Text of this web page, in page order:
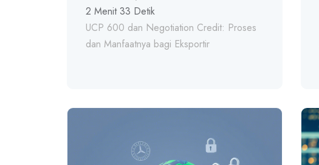
2 Menit 33 Detik
UCP 600 dan Negotiation Credit: Proses
dan Manfaatnya bagi Eksportir